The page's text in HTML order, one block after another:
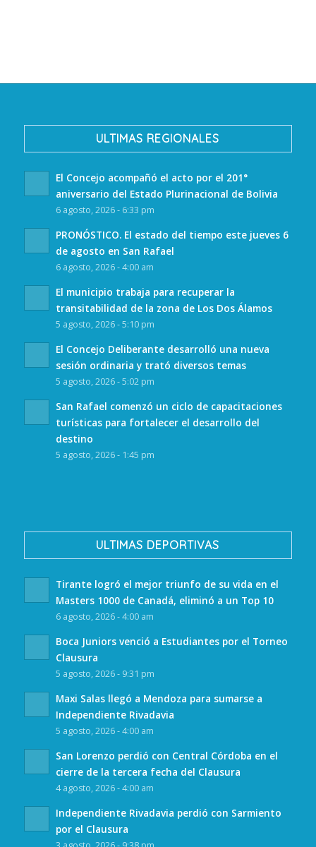
ULTIMAS REGIONALES
El Concejo acompañó el acto por el 201°
aniversario del Estado Plurinacional de Bolivia
6 agosto, 2026 - 6:33 pm
PRONÓSTICO. El estado del tiempo este jueves 6
de agosto en San Rafael
6 agosto, 2026 - 4:00 am
El municipio trabaja para recuperar la
transitabilidad de la zona de Los Dos Álamos
5 agosto, 2026 - 5:10 pm
El Concejo Deliberante desarrolló una nueva
sesión ordinaria y trató diversos temas
5 agosto, 2026 - 5:02 pm
San Rafael comenzó un ciclo de capacitaciones
turísticas para fortalecer el desarrollo del
destino
5 agosto, 2026 - 1:45 pm
ULTIMAS DEPORTIVAS
Tirante logró el mejor triunfo de su vida en el
Masters 1000 de Canadá, eliminó a un Top 10
6 agosto, 2026 - 4:00 am
Boca Juniors venció a Estudiantes por el Torneo
Clausura
5 agosto, 2026 - 9:31 pm
Maxi Salas llegó a Mendoza para sumarse a
Independiente Rivadavia
5 agosto, 2026 - 4:00 am
San Lorenzo perdió con Central Córdoba en el
cierre de la tercera fecha del Clausura
4 agosto, 2026 - 4:00 am
Independiente Rivadavia perdió con Sarmiento
por el Clausura